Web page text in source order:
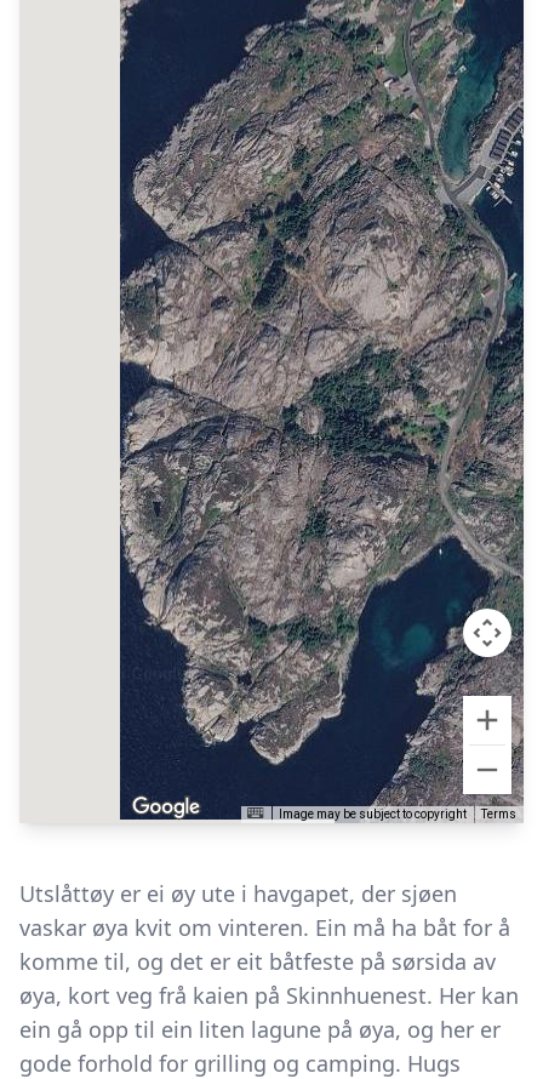
Image may be subject to copyright Terms
Utslåttøy er ei øy ute i havgapet, der sjøen
vaskar øya kvit om vinteren. Ein må ha båt for å
komme til, og det er eit båtfeste på sørsida av
øya, kort veg frå kaien på Skinnhuenest. Her kan
ein gå opp til ein liten lagune på øya, og her er
gode forhold for grilling og camping. Hugs